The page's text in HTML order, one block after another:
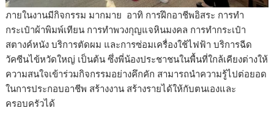
ภายในงานมีกิจกรรม มากมาย อาทิ การฝึกอาชีพอิสระ การทำ
กระเป๋าผ้าพิมพ์เทียน การทำพวงกุญแจหินมงคล การทำกระเป๋า
สตางค์หนัง บริการตัดผม และการซ่อมเครื่องใช้ไฟฟ้า บริการฉีด
วัคซีนไข้หวัดใหญ่ เป็นต้น ซึ่งพี่น้องประชาชนในพื้นที่ใกล้เคียงต่างให้
ความสนใจเข้าร่วมกิจกรรมอย่างคึกคัก สามารถนำความรู้ไปต่อยอด
ในการประกอบอาชีพ สร้างงาน สร้างรายได้ให้กับตนเองและ
ครอบครัวได้